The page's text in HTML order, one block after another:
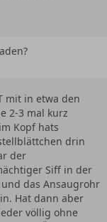
mit in etwa den
2-3 mal kurz
Kopf hats
drin
der
Siff in der
das Ansaugrohr
Hat dann aber
völlig ohne